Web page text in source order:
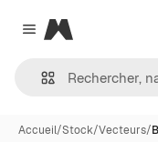
Close menu
Magnific
Accueil/Stock/Vecteurs/